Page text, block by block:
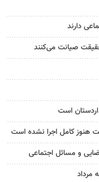
دارند
صیانت می‌کنند
اردستان است
و مسائل اجتماعی